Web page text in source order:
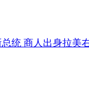
统 商人出身拉美